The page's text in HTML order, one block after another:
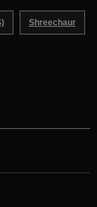
Shreechaur